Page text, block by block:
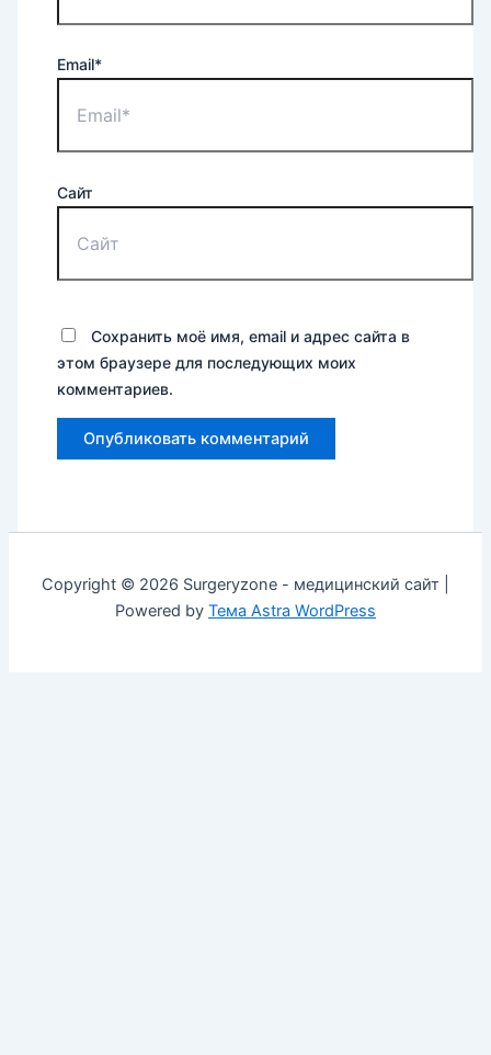
Email*
Сайт
Сохранить моё имя, email и адрес сайта в
этом браузере для последующих моих
комментариев.
Copyright © 2026 Surgeryzone - медицинский сайт |
Powered by Тема Astra WordPress